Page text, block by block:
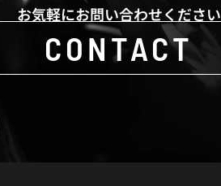
お気軽にお問い合わせください
CONTACT